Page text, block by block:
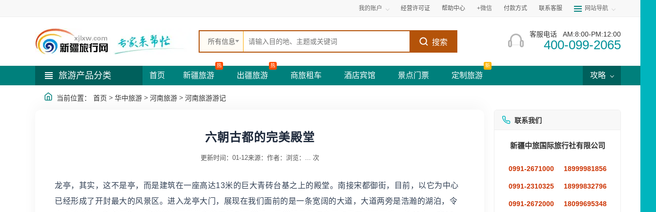
我的账户 经营许可证 帮助中心 +微信 付款方式 联系客服 网站导航
所有信息 搜索
客服电话 AM:8:00-PM:12:00
400-099-2065
旅游产品分类 首页 新疆旅游
热
出疆旅游
热
商旅租车 酒店宾馆 景点门票 定制旅游
新
攻略
当前位置： 首页 > 华中旅游 > 河南旅游 > 河南旅游游记
六朝古都的完美殿堂
更新时间：01-12来源： 作者： 浏览： ... 次
龙亭，其实，这不是亭，而是建筑在一座高达13米的巨大青砖台基之上的殿堂。南接宋都御街，目前，以它为中心
已经形成了开封最大的风景区。进入龙亭大门，展现在我们面前的是一条宽阔的大道，大道两旁是浩瀚的湖泊，令
联系我们
新疆中旅国际旅行社有限公司
0991-2671000 18999981856
0991-2310325 18999832796
0991-2672000 18099695348